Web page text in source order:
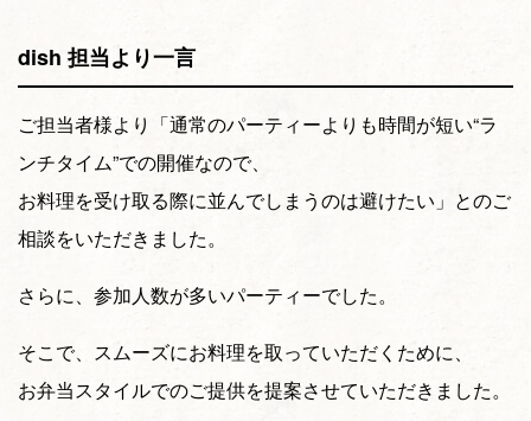
dish 担当より一言
ご担当者様より「通常のパーティーよりも時間が短い“ラ
ンチタイム”での開催なので、
お料理を受け取る際に並んでしまうのは避けたい」とのご
相談をいただきました。
さらに、参加人数が多いパーティーでした。
そこで、スムーズにお料理を取っていただくために、
お弁当スタイルでのご提供を提案させていただきました。